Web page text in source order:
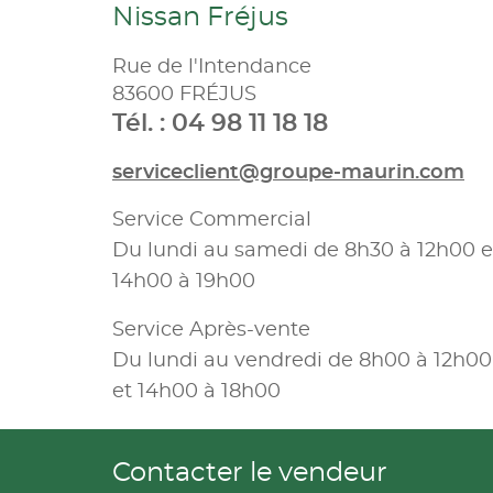
Nissan Fréjus
Rue de l'Intendance
83600 FRÉJUS
Tél. : 04 98 11 18 18
serviceclient@groupe-maurin.com
Service Commercial
Du lundi au samedi de 8h30 à 12h00
14h00 à 19h00
Service Après-vente
Du lundi au vendredi de 8h00 à 12h00
et 14h00 à 18h00
Contacter le vendeur